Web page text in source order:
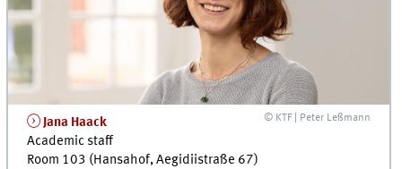
© KTF | Peter Leßmann
Jana Haack
Academic staff
Room 103 (Hansahof, Aegidiistraße 67)